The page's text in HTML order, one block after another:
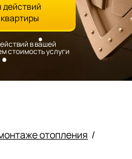
действий
в вашей
стоимость услуги
отопления /